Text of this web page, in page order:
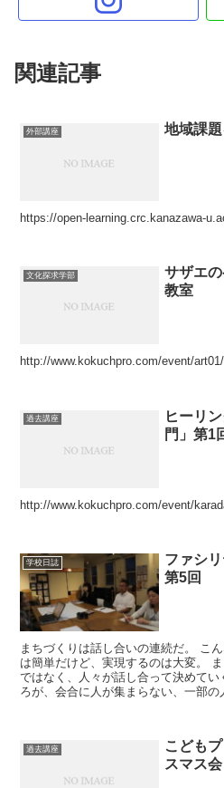
関連記事
外部講座 地域課
https://open-learning.crc.kanazawa-
文化探求学部
サザエ
教室
http://www.kokuchpro.com/event/art01/
過去講座
ヒーリ
門」第1
http://www.kokuchpro.com/event/
学校日誌
ファシ
第5回
まちづくりは話し合いの連続だ。 こ
は簡単だけど、実現するのは大変。
ではなく、人々が話し合って決めてい
ろが、会合に人が集まらない、一部
過去講座
こども
スマス会